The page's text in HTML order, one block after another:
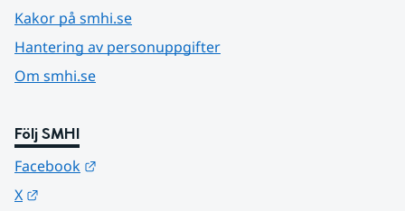
Kakor på smhi.se
Hantering av personuppgifter
Om smhi.se
Följ SMHI
Facebook
X